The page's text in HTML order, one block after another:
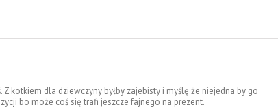
kotkiem dla dziewczyny byłby zajebisty i myślę że niejedna by go
bo może coś się trafi jeszcze fajnego na prezent.